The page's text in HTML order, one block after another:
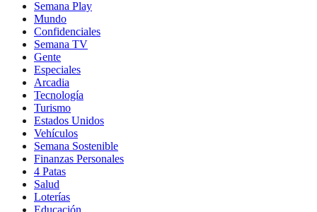
Semana Play
Mundo
Confidenciales
Semana TV
Gente
Especiales
Arcadia
Tecnología
Turismo
Estados Unidos
Vehículos
Semana Sostenible
Finanzas Personales
4 Patas
Salud
Loterías
Educación